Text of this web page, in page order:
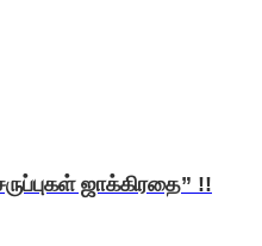
ஜாக்கிரதை” !!